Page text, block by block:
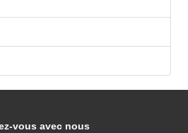
vous avec nous